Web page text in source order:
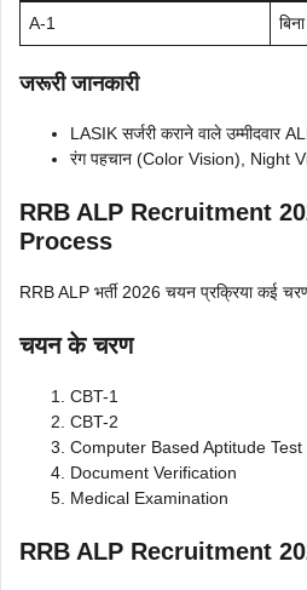
A-1
जरूरी जानकारी
LASIK सर्जरी कराने वाले उम्मीदवार
रंग पहचान (Color Vision), Night
RRB ALP Recruitment
Process
RRB ALP भर्ती 2026 चयन प्रक्रिया कई
चयन के चरण
CBT-1
CBT-2
Computer Based Aptitude Test
Document Verification
Medical Examination
RRB ALP Recruitment